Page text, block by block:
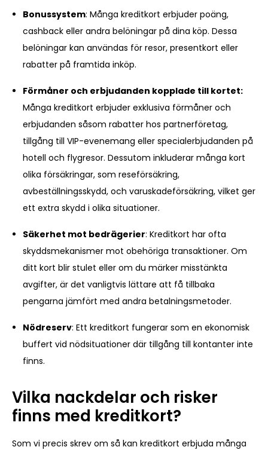
Bonussystem: Många kreditkort erbjuder poäng,
cashback eller andra belöningar på dina köp. Dessa
belöningar kan användas för resor, presentkort eller
rabatter på framtida inköp.
Förmåner och erbjudanden kopplade till kortet:
Många kreditkort erbjuder exklusiva förmåner och
erbjudanden såsom rabatter hos partnerföretag,
tillgång till VIP-evenemang eller specialerbjudanden på
hotell och flygresor. Dessutom inkluderar många kort
olika försäkringar, som reseförsäkring,
avbeställningsskydd, och varuskadeförsäkring, vilket ger
ett extra skydd i olika situationer.
Säkerhet mot bedrägerier: Kreditkort har ofta
skyddsmekanismer mot obehöriga transaktioner. Om
ditt kort blir stulet eller om du märker misstänkta
avgifter, är det vanligtvis lättare att få tillbaka
pengarna jämfört med andra betalningsmetoder.
Nödreserv: Ett kreditkort fungerar som en ekonomisk
buffert vid nödsituationer där tillgång till kontanter inte
finns.
Vilka nackdelar och risker
finns med kreditkort?
Som vi precis skrev om så kan kreditkort erbjuda många